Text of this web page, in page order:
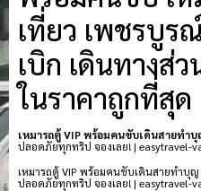
เที่ยว เพชรบูร
เบิก เดินทางส่
ในราคาถูกที่สุด
เหมารถตู้ VIP พร้อมคนขับเดินสายทำ
ปลอดภัยทุกทริป จองเลย! | easytravel-
เหมารถตู้ VIP พร้อมคนขับเดินสายทำบุ
ปลอดภัยทุกทริป จองเลย! | easytravel-